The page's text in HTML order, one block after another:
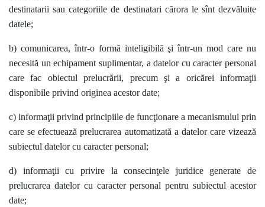
destinatarii sau categoriile de destinatari cărora le sînt dezvăluite
datele;
b) comunicarea, într-o formă inteligibilă şi într-un mod care nu
necesită un echipament suplimentar, a datelor cu caracter personal
care fac obiectul prelucrării, precum şi a oricărei informaţii
disponibile privind originea acestor date;
c) informaţii privind principiile de funcţionare a mecanismului prin
care se efectuează prelucrarea automatizată a datelor care vizează
subiectul datelor cu caracter personal;
d) informaţii cu privire la consecinţele juridice generate de
prelucrarea datelor cu caracter personal pentru subiectul acestor
date;